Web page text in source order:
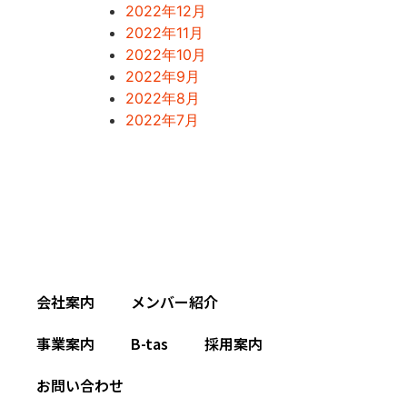
2022年12月
2022年11月
2022年10月
2022年9月
2022年8月
2022年7月
会社案内
メンバー紹介
事業案内
B-tas
採用案内
お問い合わせ